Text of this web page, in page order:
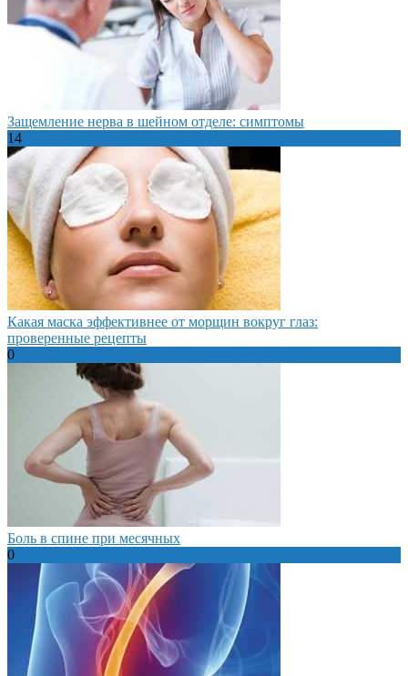
Защемление нерва в шейном отделе: симптомы
14
Какая маска эффективнее от морщин вокруг глаз:
проверенные рецепты
0
Боль в спине при месячных
0